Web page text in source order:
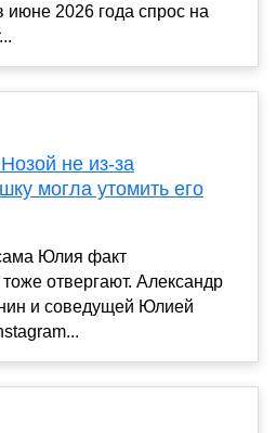
июне 2026 года спрос на
не из-за
могла утомить его
Юлия факт
отвергают. Александр
и соведущей Юлией